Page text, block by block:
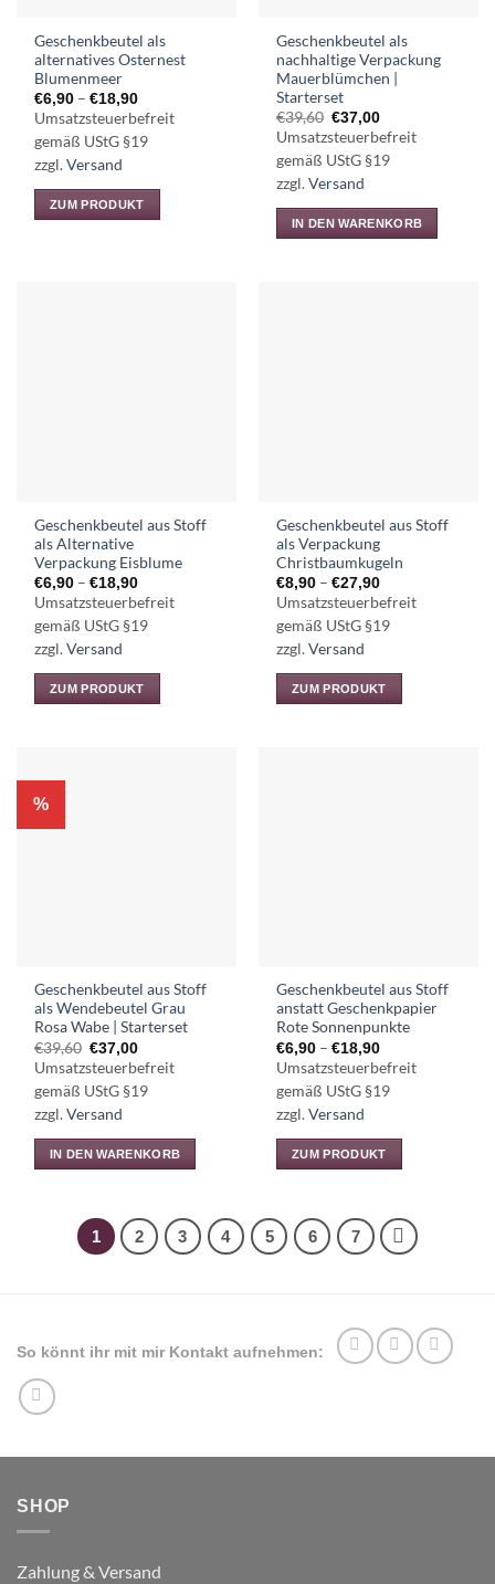
Geschenkbeutel als
alternatives Osternest
Blumenmeer
€6,90 –€18,90Preisspanne:
€6,90
bis
€18,90
Umsatzsteuerbefreit
gemäß UStG §19
zzgl.Versand
ZUM PRODUKT
werden
Geschenkbeutel als
nachhaltige Verpackung
Mauerblümchen |
Starterset
€39,60 Ursprünglicher
Preis
war:
€39,60
€37,00Aktueller
Preis
ist:
€37,00.
Umsatzsteuerbefreit
gemäß UStG §19
zzgl.Versand
IN DEN WARENKORB
Geschenkbeutel aus Stoff
als Alternative
Verpackung Eisblume
€6,90 –€18,90Preisspanne:
€6,90
bis
€18,90
Umsatzsteuerbefreit
gemäß UStG §19
zzgl.Versand
ZUM PRODUKT
mehrere
Varianten
auf.
gewählt
werden
Geschenkbeutel aus Stoff
als Verpackung
Christbaumkugeln
€8,90 –€27,90Preisspanne:
€8,90
bis
€27,90
Umsatzsteuerbefreit
gemäß UStG §19
zzgl.Versand
ZUM PRODUKT
gewählt
werden
%
Geschenkbeutel aus Stoff
als Wendebeutel Grau
Rosa Wabe | Starterset
€39,60 Ursprünglicher
Preis
war:
€39,60
€37,00Aktueller
Preis
ist:
€37,00.
Umsatzsteuerbefreit
gemäß UStG §19
zzgl.Versand
IN DEN WARENKORB
Geschenkbeutel aus Stoff
anstatt Geschenkpapier
Rote Sonnenpunkte
€6,90 –€18,90Preisspanne:
€6,90
bis
€18,90
Umsatzsteuerbefreit
gemäß UStG §19
zzgl.Versand
ZUM PRODUKT
weist
mehrere
Optionen
gewählt
1 2 3 4 5 6 7
So könnt ihr mit mir Kontakt aufnehmen:
SHOP
Zahlung & Versand